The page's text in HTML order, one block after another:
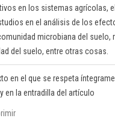
en los sistemas agrícolas,
en el análisis de los
microbiana del
del suelo, entre otras cosas.
en el que se respeta
en la entradilla del artículo